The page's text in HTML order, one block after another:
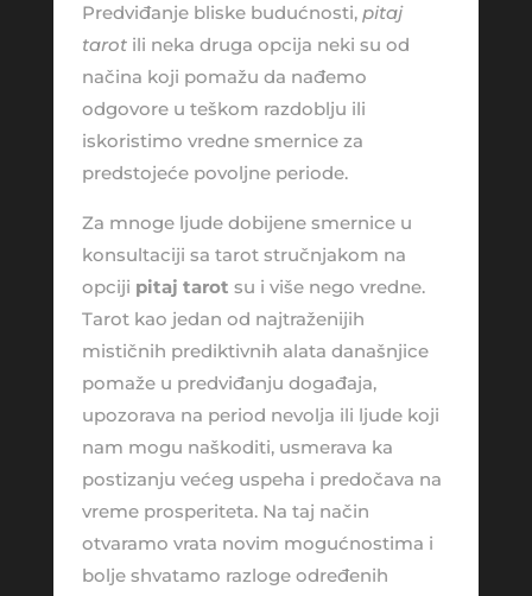
Predviđanje bliske budućnosti, pitaj
tarotili neka druga opcija neki su od
načina koji pomažu da nađemo
odgovore u teškom razdoblju ili
iskoristimo vredne smernice za
predstojeće povoljne periode.
Za mnoge ljude dobijene smernice u
konsultaciji sa tarot stručnjakom na
opciji pitaj tarot su i više nego vredne.
Tarot kao jedan od najtraženijih
mističnih prediktivnih alata današnjice
pomaže u predviđanju događaja,
upozorava na period nevolja ili ljude koji
nam mogu naškoditi, usmerava ka
postizanju većeg uspeha i predočava na
vreme prosperiteta. Na taj način
otvaramo vrata novim mogućnostima i
bolje shvatamo razloge određenih